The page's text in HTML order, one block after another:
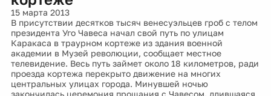
15 марта 2013
В присутствии десятков тысяч венесуэльцев гроб с телом
президента Уго Чавеса начал свой путь по улицам
Каракаса в траурном кортеже из здания военной
академии в Музей революции, сообщает местное
телевидение. Весь путь займет около 18 километров, ради
проезда кортежа перекрыто движение на многих
центральных улицах города. Минувшей ночью